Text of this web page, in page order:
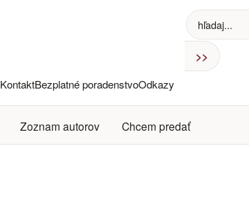
KontaktBezplatné poradenstvoOdkazy
Zoznam autorov Chcem predať